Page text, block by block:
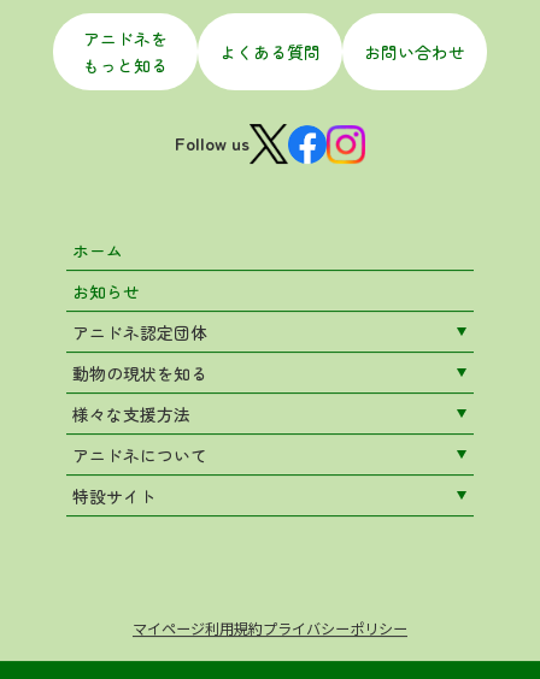
アニドネを
もっと知る
よくある質問 お問い合わせ
Follow us
ホーム
お知らせ
アニドネ認定団体
動物の現状を知る
様々な支援方法
アニドネについて
特設サイト
マイページ利用規約プライバシーポリシー